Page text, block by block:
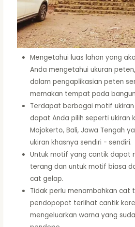
Mengetahui luas lahan yang
Anda mengetahui ukuran
dalam pengaplikasian peten
memakan tempat pada
Terdapat berbagai motif
dapat Anda pilih seperti ukiran
Mojokerto, Bali, Jawa Tengah
ukiran khasnya sendiri - sendiri.
Untuk motif yang cantik dapat
terang dan untuk motif biasa
cat gelap.
Tidak perlu menambahkan cat
pendopopat terlihat cantik
mengeluarkan warna yang